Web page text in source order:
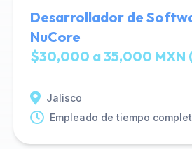
Desarrollador de
NuCore
$30,000 a 35,000 MXN
Jalisco
Empleado de tiempo